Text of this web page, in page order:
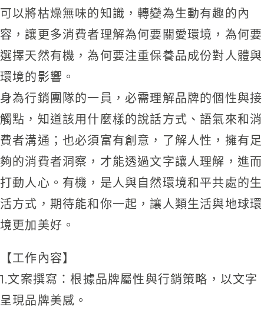
可以將枯燥無味的知識，轉變為生動有趣的內
容，讓更多消費者理解為何要關愛環境，為何要
選擇天然有機，為何要注重保養品成份對人體與
環境的影響。
身為行銷團隊的一員，必需理解品牌的個性與接
觸點，知道該用什麼樣的說話方式、語氣來和消
費者溝通；也必須富有創意，了解人性，擁有足
夠的消費者洞察，才能透過文字讓人理解，進而
打動人心。有機，是人與自然環境和平共處的生
活方式，期待能和你一起，讓人類生活與地球環
境更加美好。
【工作內容】
1.文案撰寫：根據品牌屬性與行銷策略，以文字
呈現品牌美感。